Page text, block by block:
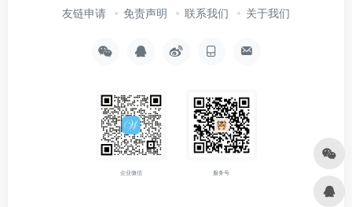
友链申请 免责声明 联系我们 关于我们
企业微信 服务号